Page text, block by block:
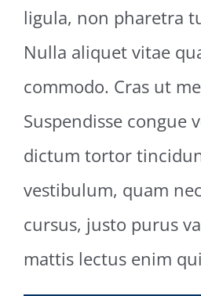
ligula, non pharetra
Nulla aliquet vitae
commodo. Cras ut
Suspendisse congue
dictum tortor
vestibulum, quam
cursus, justo purus
mattis lectus enim